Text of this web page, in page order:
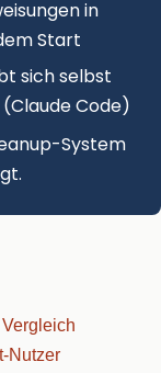
in
Start
sich selbst
Code)
System
Nutzer